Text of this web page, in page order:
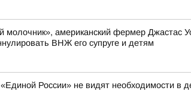
молочник», американский фермер Джастас
ВНЖ его супруге и детям
России» не видят необходимости в